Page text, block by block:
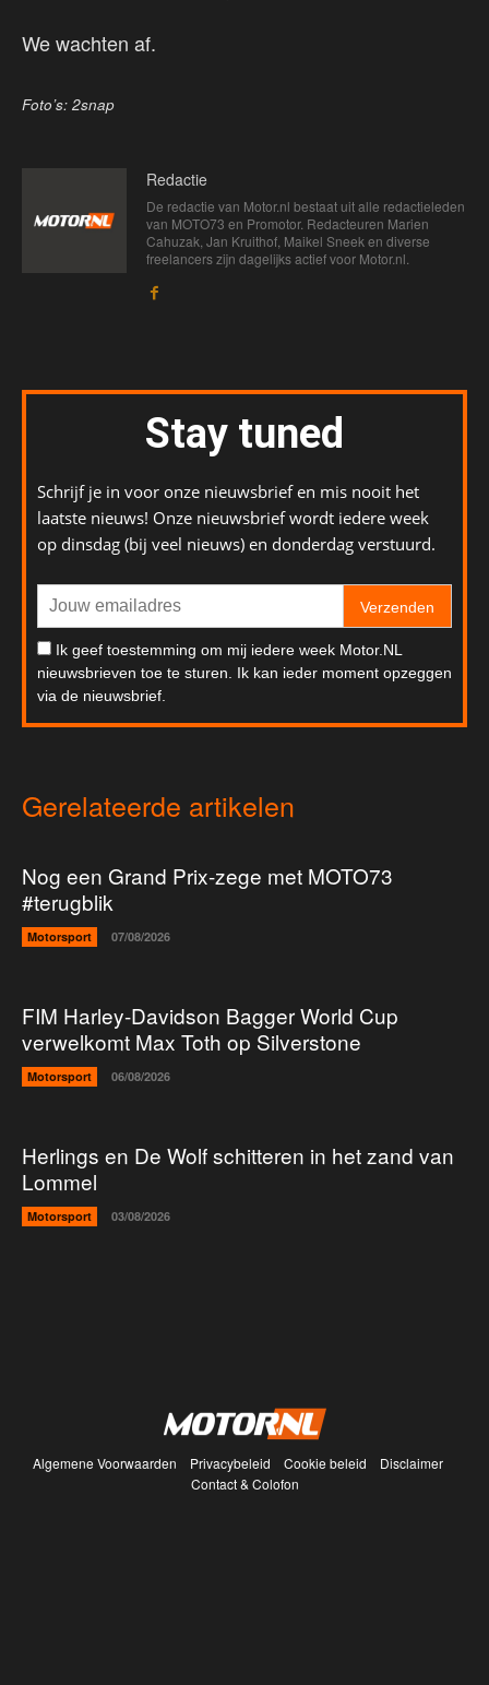
We wachten af.
Foto’s: 2snap
Redactie
De redactie van Motor.nl bestaat uit alle redactieleden
van MOTO73 en Promotor. Redacteuren Marien
Cahuzak, Jan Kruithof, Maikel Sneek en diverse
freelancers zijn dagelijks actief voor Motor.nl.
Stay tuned
Schrijf je in voor onze nieuwsbrief en mis nooit het
laatste nieuws! Onze nieuwsbrief wordt iedere week
op dinsdag (bij veel nieuws) en donderdag verstuurd.
Verzenden
Ik geef toestemming om mij iedere week Motor.NL
nieuwsbrieven toe te sturen. Ik kan ieder moment opzeggen
via de nieuwsbrief.
Gerelateerde artikelen
Nog een Grand Prix-zege met MOTO73
#terugblik
Motorsport 07/08/2026
FIM Harley-Davidson Bagger World Cup
verwelkomt Max Toth op Silverstone
Motorsport 06/08/2026
Herlings en De Wolf schitteren in het zand van
Lommel
Motorsport 03/08/2026
Algemene Voorwaarden Privacybeleid Cookie beleid
Disclaimer
Contact & Colofon